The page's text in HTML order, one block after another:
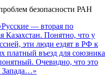
безопасности РАН
— вторая по
Казахстан. Понятно, что у
эти люди ездят в РФ к
платный въезд для союзника
Очевидно, что это
Запада…»